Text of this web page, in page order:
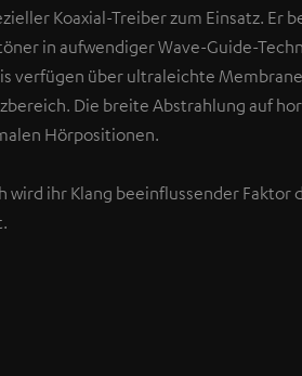
Koaxial-Treiber zum Einsatz. Er
in aufwendiger Wave-Guide-
verfügen über ultraleichte
Die breite Abstrahlung auf
Hörpositionen.
wird ihr Klang beeinflussender Faktor